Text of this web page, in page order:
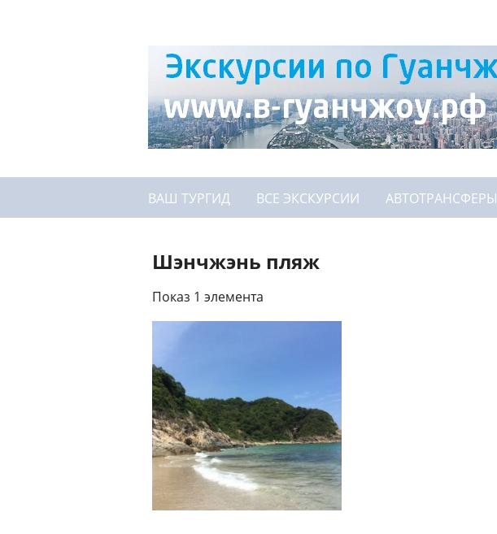
ВАШ ТУРГИД ВСЕ ЭКСКУРСИИ АВТОТРАНСФЕРЫ
Шэнчжэнь пляж
Показ 1 элемента